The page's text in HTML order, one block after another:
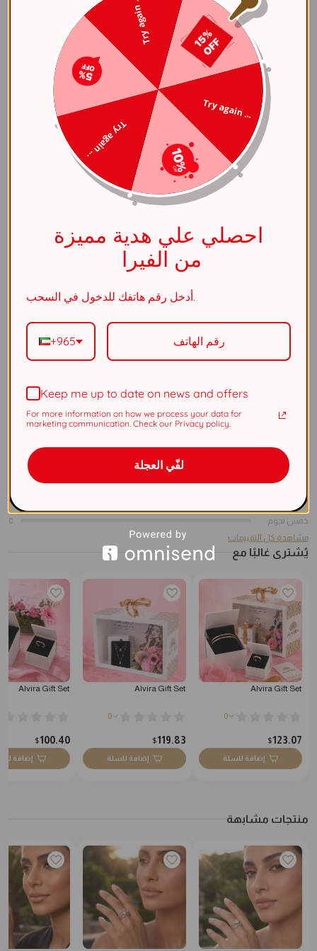
الملاحظات
مشاركة العنصر
فضي
بالاعتماد على 0 تقييماً
نجمتان
ثلاث نجوم
أربع نجوم 0
خمس نجوم
0
مشاهدة كل التقييمات
يُشترى غالبًا مع
Alvira Gift Set
0
123.07
$
إضافة للسلة
Alvira Gift Set
0
119.83
$
إضافة للسلة
Alvira Gift Set
100.40
$
إضافة
منتجات مشابهة
Try again ...
Try again ...
Try again ...
احصلي علي هدية مميزة
من الفيرا
أدخل رقم هاتفك للدخول في السحب.
+965
Keep me up to date on news and offers
For more information on how we process your data for
marketing communication. Check our Privacy policy.
لفّي العجلة